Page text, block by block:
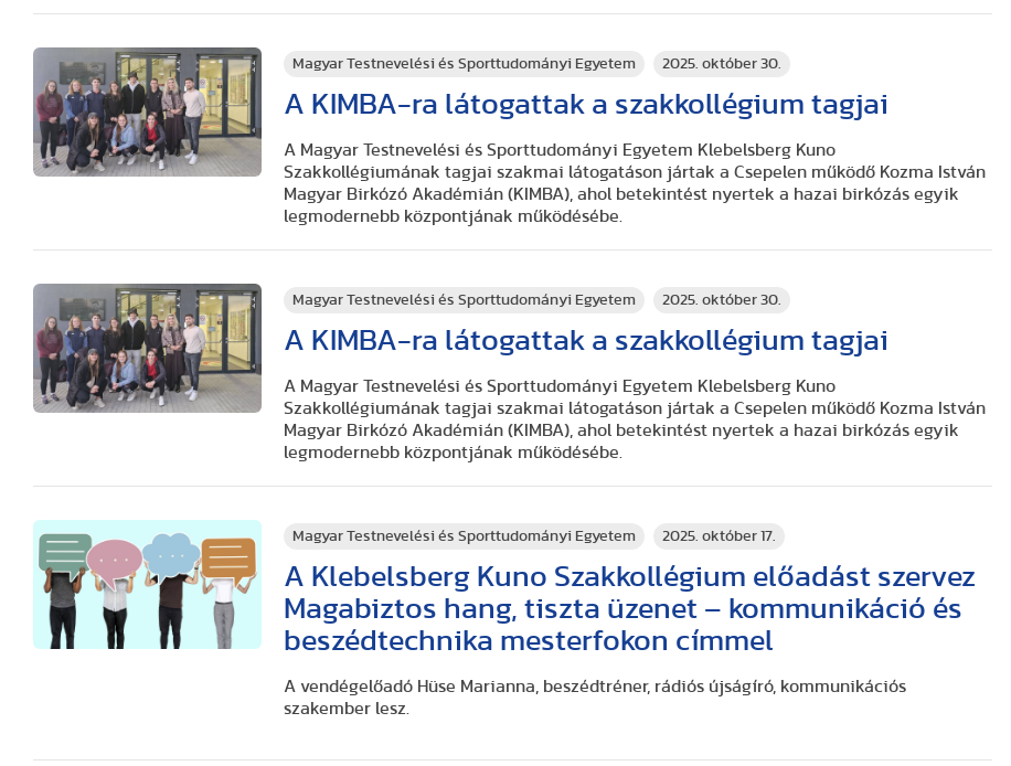
Magyar Testnevelési és Sporttudományi Egyetem 2025. október 30.
A KIMBA-ra látogattak a szakkollégium tagjai
A Magyar Testnevelési és Sporttudományi Egyetem Klebelsberg Kuno
Szakkollégiumának tagjai szakmai látogatáson jártak a Csepelen működő Kozma István
Magyar Birkózó Akadémián (KIMBA), ahol betekintést nyertek a hazai birkózás egyik
legmodernebb központjának működésébe.
Magyar Testnevelési és Sporttudományi Egyetem 2025. október 30.
A KIMBA-ra látogattak a szakkollégium tagjai
A Magyar Testnevelési és Sporttudományi Egyetem Klebelsberg Kuno
Szakkollégiumának tagjai szakmai látogatáson jártak a Csepelen működő Kozma István
Magyar Birkózó Akadémián (KIMBA), ahol betekintést nyertek a hazai birkózás egyik
legmodernebb központjának működésébe.
Magyar Testnevelési és Sporttudományi Egyetem 2025. október 17.
A Klebelsberg Kuno Szakkollégium előadást szervez
Magabiztos hang, tiszta üzenet – kommunikáció és
beszédtechnika mesterfokon címmel
A vendégelőadó Hüse Marianna, beszédtréner, rádiós újságíró, kommunikációs
szakember lesz.